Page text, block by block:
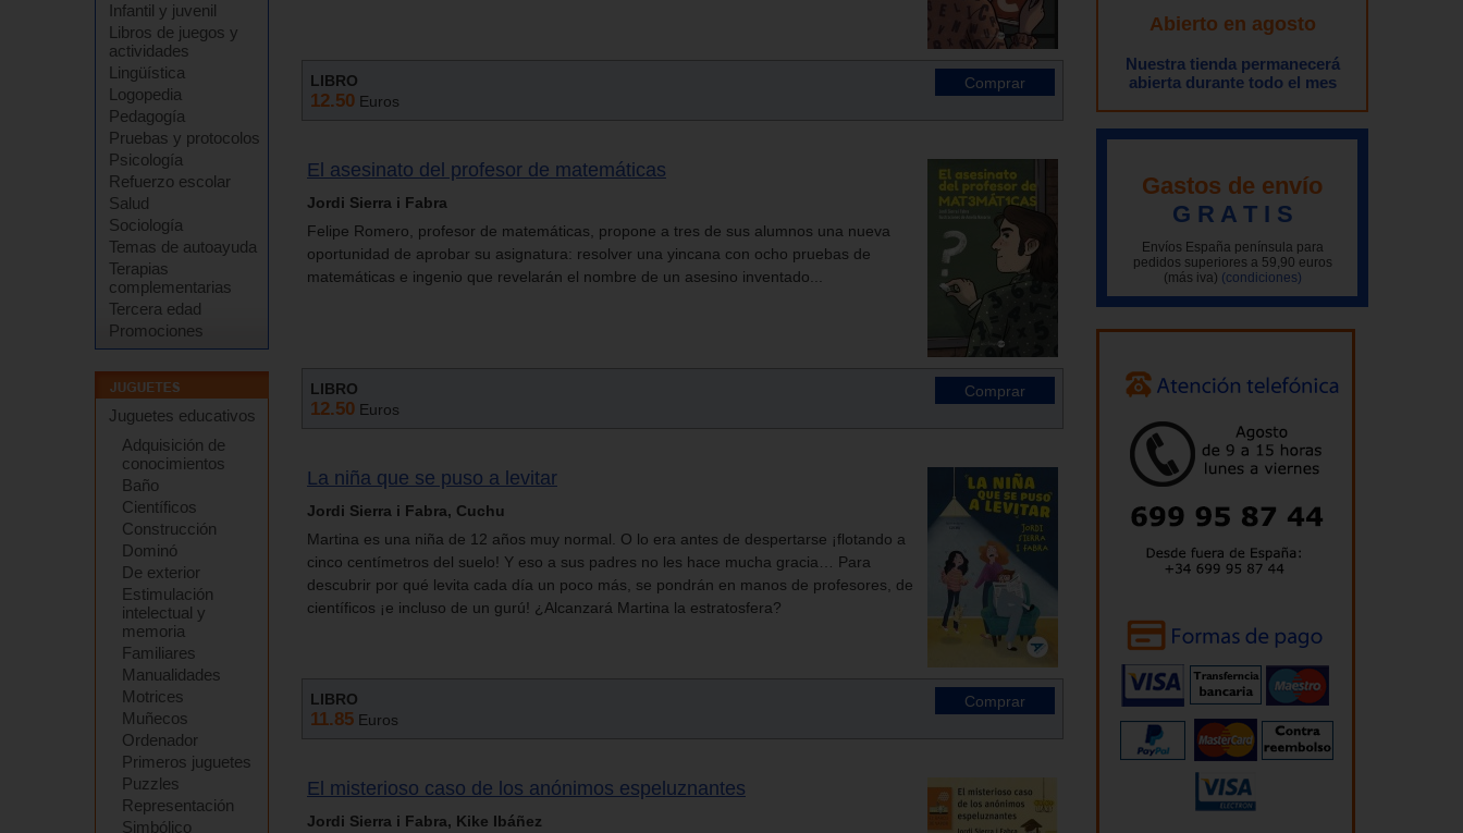
Infantil y juvenil
Libros de juegos y
actividades
Lingüística
Logopedia
Pedagogía
Pruebas y protocolos
Psicología
Refuerzo escolar
Salud
Sociología
Temas de autoayuda
Terapias
complementarias
Tercera edad
Promociones
Juguetes educativos
Adquisición de
conocimientos
Baño
Científicos
Construcción
Dominó
De exterior
Estimulación
intelectual y
memoria
Familiares
Manualidades
Motrices
Muñecos
Ordenador
Primeros juguetes
Puzzles
Representación
Simbólico
LIBRO
12.50 Euros
El asesinato del profesor de matemáticas
Jordi Sierra i Fabra
Felipe Romero, profesor de matemáticas, propone a tres de sus alumnos una nueva
oportunidad de aprobar su asignatura: resolver una yincana con ocho pruebas de
matemáticas e ingenio que revelarán el nombre de un asesino inventado...
LIBRO
12.50 Euros
La niña que se puso a levitar
Jordi Sierra i Fabra, Cuchu
Martina es una niña de 12 años muy normal. O lo era antes de despertarse ¡flotando a
cinco centímetros del suelo! Y eso a sus padres no les hace mucha gracia… Para
descubrir por qué levita cada día un poco más, se pondrán en manos de profesores, de
científicos ¡e incluso de un gurú! ¿Alcanzará Martina la estratosfera?
LIBRO
11.85 Euros
El misterioso caso de los anónimos espeluznantes
Jordi Sierra i Fabra, Kike Ibáñez
Abierto en agosto
Nuestra tienda permanecerá
abierta durante todo el mes
Gastos de envío
G R A T I S
Envíos España península para
pedidos superiores a 59,90 euros
(más iva) (condiciones)